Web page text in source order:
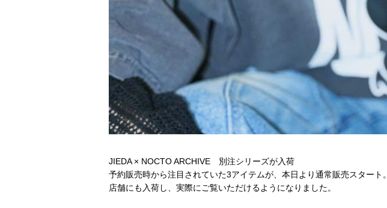
JIEDA × NOCTO ARCHIVE 別注シリーズが入荷
予約販売時から注目されていた3アイテムが、本日より通常販売スタート。
店舗にも入荷し、実際にご覧いただけるようになりました。